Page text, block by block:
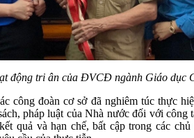
động tri ân của ĐVCĐ ngành Giáo dục
công đoàn cơ sở đã nghiêm túc thực
pháp luật của Nhà nước đối với công
quả và hạn chế, bất cập trong các